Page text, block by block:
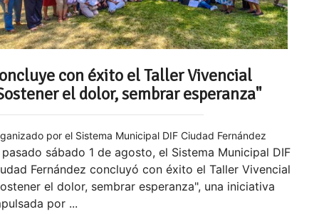
con éxito el Taller Vivencial
el dolor, sembrar esperanza"
por el Sistema Municipal DIF Ciudad Fernández
pasado sábado 1 de agosto, el Sistema Municipal DIF
Fernández concluyó con éxito el Taller Vivencial
el dolor, sembrar esperanza", una iniciativa
por ...